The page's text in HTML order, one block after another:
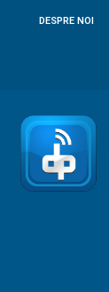
DESPRE NOI